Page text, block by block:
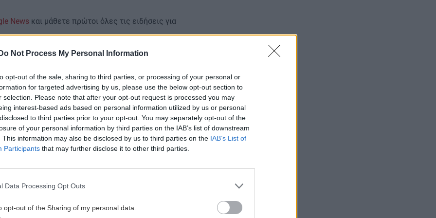
Not Process My Personal Information
opt-out of the sale, sharing to third parties, or processing of your personal or
for targeted advertising by us, please use the below opt-out section to
selection. Please note that after your opt-out request is processed you may
interest-based ads based on personal information utilized by us or personal
to third parties prior to your opt-out. You may separately opt-out of the
of your personal information by third parties on the IAB’s list of downstream
This information may also be disclosed by us to third parties on the IAB’s List of
Participants that may further disclose it to other third parties.
Data Processing Opt Outs
opt-out of the Sharing of my personal data.
News και μάθετε πρώτοι όλες τις ειδήσεις για
02:16
GOSSIP - LIFESTYLE
Τούνη: «Έβγαλα όλο το βράδυ στο
ΣΧΕΣΕΙΣ ΚΑΙ SEX
άνθρωπο;